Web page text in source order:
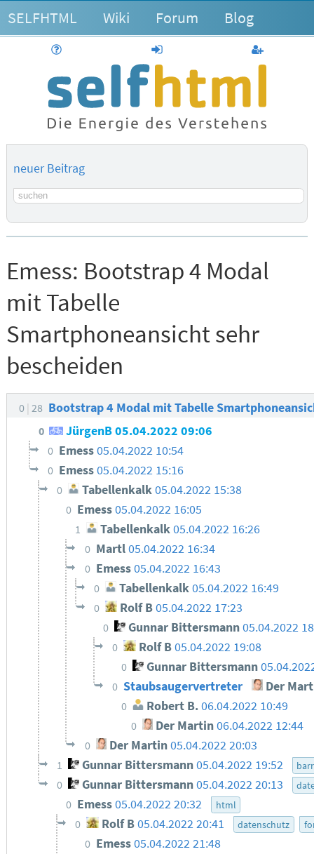
SELFHTML Wiki Forum Blog
anmelden
neuer Beitrag
Suchbegriff
Emess: Bootstrap 4 Modal
mit Tabelle
Smartphoneansicht sehr
bescheiden
0 28 Bootstrap 4 Modal mit Tabelle
0 JürgenB 05.04.2022 09:06
0 Emess05.04.2022 10:54
0 Emess05.04.2022 15:16
0 Tabellenkalk05.04.2022 15:38
0 Emess05.04.2022 16:05
1 Tabellenkalk05.04.2022 16:26
0 Martl05.04.2022 16:34
0 Emess05.04.2022 16:43
0 Tabellenkalk 05.04.2022 16:49
0 Rolf B05.04.2022 17:23
0 Gunnar Bittersmann05.04.2022
0 Rolf B05.04.2022 19:08
0 Gunnar Bittersmann
0 Staubsaugervertreter Der
0 Robert B.06.04.2022 10:49
0 Der Martin06.04.2022 12:44
0 Der Martin05.04.2022 20:03
1 Gunnar Bittersmann05.04.2022 19:52
0 Gunnar Bittersmann05.04.2022 20:13
0 Emess05.04.2022 20:32 html
0 Rolf B05.04.2022 20:41 datenschutz
0 Emess05.04.2022 21:48